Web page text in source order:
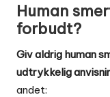
Human
forbudt?
Giv aldrig human
udtrykkelig
andet: